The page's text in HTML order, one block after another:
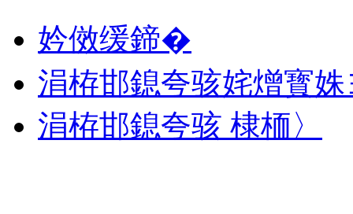
妗傚缓鍗�
涓栫邯鎴夸骇姹熷寳
涓栫邯鎴夸骇 棣栭〉